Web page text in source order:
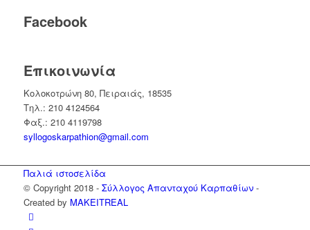
Facebook
Επικοινωνία
Κολοκοτρώνη 80, Πειραιάς, 18535
Τηλ.: 210 4124564
Φαξ.: 210 4119798
syllogoskarpathion@gmail.com
Παλιά ιστοσελίδα
© Copyright 2018 - Σύλλογος Απανταχού Καρπαθίων-
Created by MAKEITREAL